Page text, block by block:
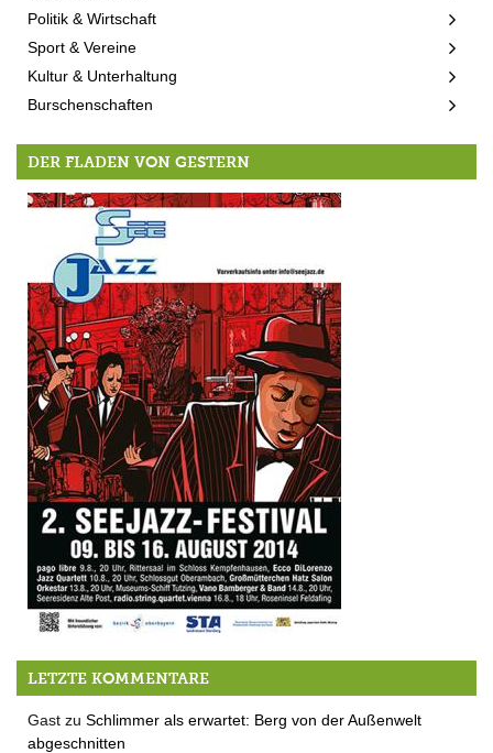
Politik & Wirtschaft
Sport & Vereine
Kultur & Unterhaltung
Burschenschaften
DER FLADEN VON GESTERN
Nicht vergessen: Seejazzauftakt am Samstag
LETZTE KOMMENTARE
Gast zu Schlimmer als erwartet: Berg von der Außenwelt
abgeschnitten